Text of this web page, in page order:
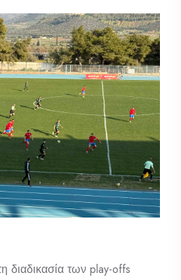
διαδικασία των play-offs